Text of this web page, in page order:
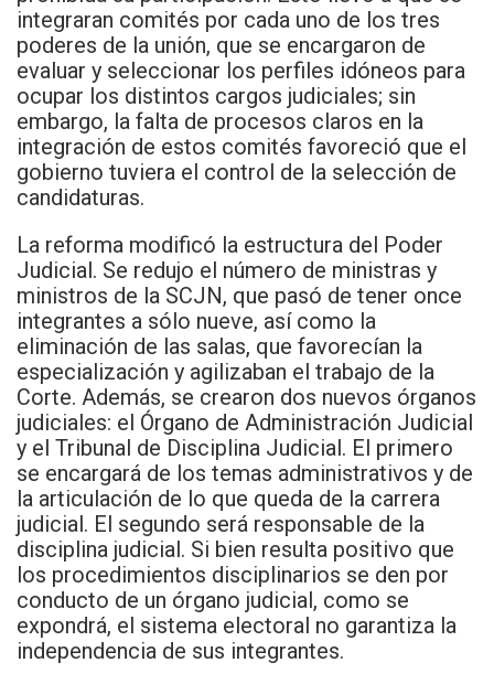
integraran comités por cada uno de los tres
poderes de la unión, que se encargaron de
evaluar y seleccionar los perfiles idóneos para
ocupar los distintos cargos judiciales; sin
embargo, la falta de procesos claros en la
integración de estos comités favoreció que el
gobierno tuviera el control de la selección de
candidaturas.
La reforma modificó la estructura del Poder
Judicial. Se redujo el número de ministras y
ministros de la SCJN, que pasó de tener once
integrantes a sólo nueve, así como la
eliminación de las salas, que favorecían la
especialización y agilizaban el trabajo de la
Corte. Además, se crearon dos nuevos órganos
judiciales: el Órgano de Administración Judicial
y el Tribunal de Disciplina Judicial. El primero
se encargará de los temas administrativos y de
la articulación de lo que queda de la carrera
judicial. El segundo será responsable de la
disciplina judicial. Si bien resulta positivo que
los procedimientos disciplinarios se den por
conducto de un órgano judicial, como se
expondrá, el sistema electoral no garantiza la
independencia de sus integrantes.